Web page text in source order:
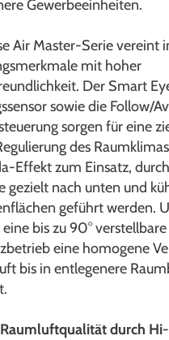
Gewerbeeinheiten.
Air Master-Serie vereint
mit hoher
Der Smart
sowie die Follow/
sorgen für eine
des
Effekt zum Einsatz,
gezielt nach unten und
geführt werden.
bis zu 90°
eine homogene
bis in entlegenere
durch